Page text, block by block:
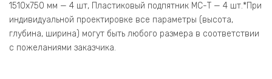
1510х750 мм — 4 шт, Пластиковый подпятник МС-Т — 4 шт.*При
индивидуальной проектировке все параметры (высота,
глубина, ширина) могут быть любого размера в соответствии
с пожеланиями заказчика.